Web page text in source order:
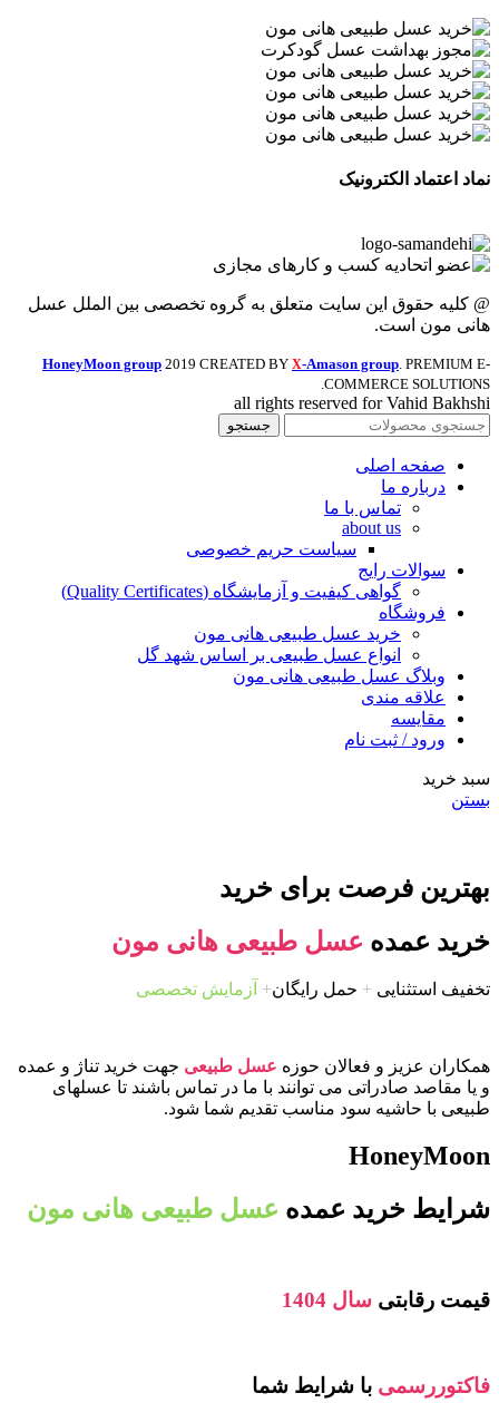
نماد اعتماد الکترونیک
@ کلیه حقوق این سایت متعلق به گروه تخصصی بین الملل عسل
هانی مون است.
HoneyMoon group 2019 CREATED BY X-Amason group . PREMIUM E-
COMMERCE SOLUTIONS.
all rights reserved for Vahid Bakhshi
جستجو
صفحه اصلی
درباره ما
تماس با ما
about us
سیاست حریم خصوصی
سوالات رایج
گواهی کیفیت و آزمایشگاه (Quality Certificates)
فروشگاه
خرید عسل طبیعی هانی مون
انواع عسل طبیعی بر اساس شهد گل
وبلاگ عسل طبیعی هانی مون
علاقه مندی
مقایسه
ورود / ثبت نام
سبد خرید
بستن
بهترین فرصت برای خرید
خرید عمده عسل طبیعی هانی مون
تخفیف استثنایی + حمل رایگان+ آزمایش تخصصی
همکاران عزیز و فعالان حوزه عسل طبیعی جهت خرید تناژ و عمده
و یا مقاصد صادراتی می توانند با ما در تماس باشند تا عسلهای
طبیعی با حاشیه سود مناسب تقدیم شما شود.
HoneyMoon
شرایط خرید عمده عسل طبیعی هانی مون
قیمت رقابتی سال 1404
فاکتوررسمی با شرایط شما